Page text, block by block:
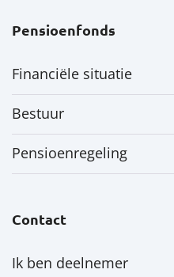
Pensioenfonds
Financiële situatie
Bestuur
Pensioenregeling
Contact
Ik ben deelnemer